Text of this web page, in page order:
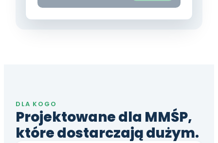
DLA KOGO
Projektowane dla MMŚP,
które dostarczają dużym.